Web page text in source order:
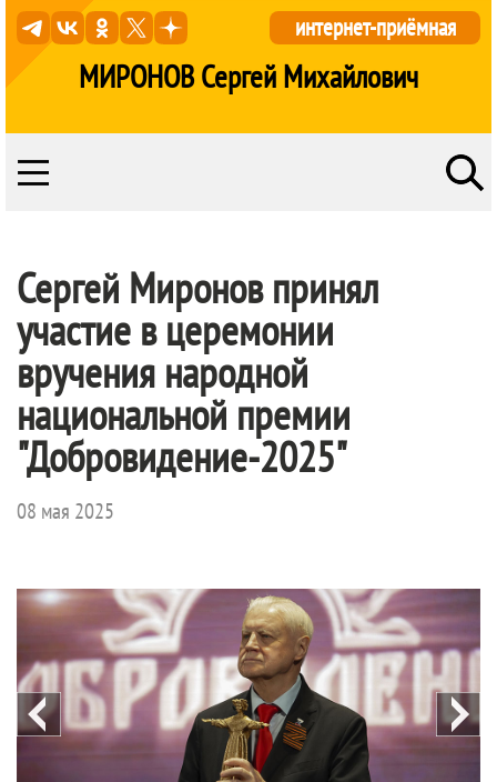
МИРОНОВ Сергей Михайлович
интернет-приёмная
Сергей Миронов принял
участие в церемонии
вручения народной
национальной премии
"Добровидение-2025"
08 мая 2025